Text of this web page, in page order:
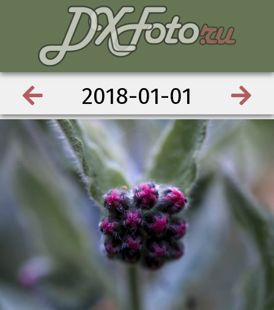
2018-01-01